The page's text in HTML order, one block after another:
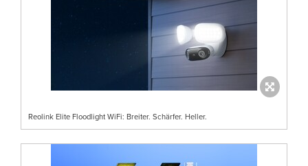
Reolink Elite Floodlight WiFi: Breiter. Schärfer. Heller.